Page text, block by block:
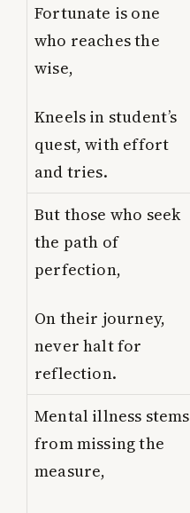
Fortunate is one
who reaches the
wise,
Kneels in student’s
quest, with effort
and tries.
But those who seek
the path of
perfection,
On their journey,
never halt for
reflection.
Mental illness stems
from missing the
measure,